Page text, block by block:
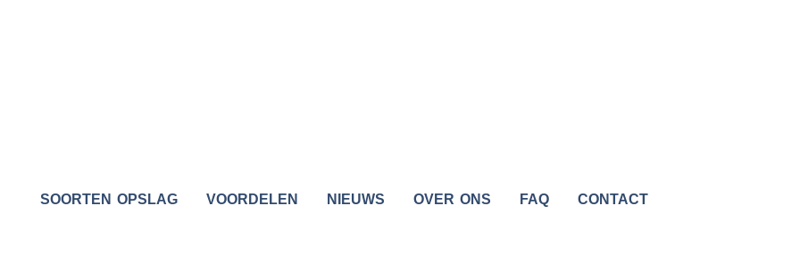
SOORTEN OPSLAG VOORDELEN NIEUWS OVER ONS FAQ CONTACT